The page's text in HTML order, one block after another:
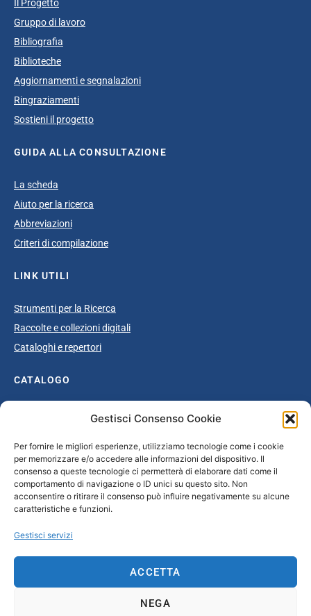
Gestisci Consenso Cookie
Per fornire le migliori esperienze, utilizziamo tecnologie come i cookie
per memorizzare e/o accedere alle informazioni del dispositivo. Il
consenso a queste tecnologie ci permetterà di elaborare dati come il
comportamento di navigazione o ID unici su questo sito. Non
acconsentire o ritirare il consenso può influire negativamente su alcune
caratteristiche e funzioni.
Gestisci servizi
ACCETTA
NEGA
Il Progetto
Gruppo di lavoro
Bibliografia
Biblioteche
Aggiornamenti e segnalazioni
Ringraziamenti
Sostieni il progetto
GUIDA ALLA CONSULTAZIONE
La scheda
Aiuto per la ricerca
Abbreviazioni
Criteri di compilazione
LINK UTILI
Strumenti per la Ricerca
Raccolte e collezioni digitali
Cataloghi e repertori
CATALOGO
Catalogo completo
Età giolittiana
Grande Guerra e dopoguerra
Fascismo
Repubblica Sociale Italiana
CONTATTI